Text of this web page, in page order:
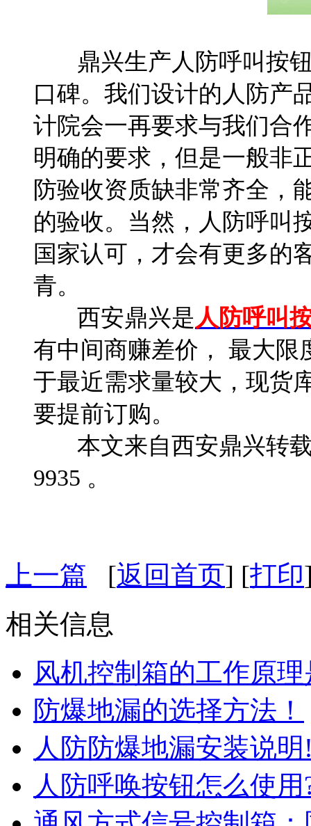
鼎兴生产人防呼叫按钮
口碑。我们设计的人防产
计院会一再要求与我们合
明确的要求，但是一般非
防验收资质缺非常齐全，
的验收。当然，人防呼叫
国家认可，才会有更多的
青。
西安鼎兴是 人防呼叫
有中间商赚差价， 最大限
于最近需求量较大，现货
要提前订购。
本文来自西安鼎兴转载
9935 。
上一篇 [返回首页] [打印
相关信息
风机控制箱的工作原
防爆地漏的选择方法！
人防防爆地漏安装说
人防呼唤按钮怎么使用